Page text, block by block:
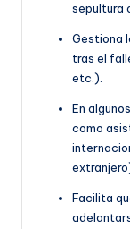
sepultura
Gestiona
tras el
etc.).
En
como
Facilita